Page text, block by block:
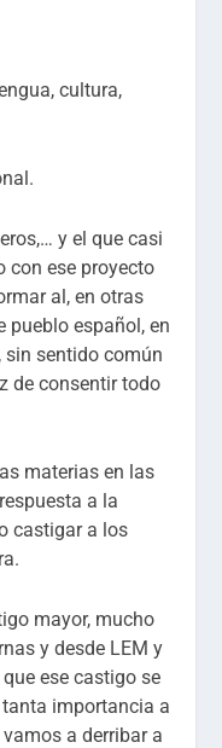
cultura,
y el que casi
con ese proyecto
al, en otras
pueblo español, en
sentido común
de consentir todo
materias en las
a la
castigar a los
mayor, mucho
y desde LEM y
ese castigo se
tanta importancia a
a derribar a